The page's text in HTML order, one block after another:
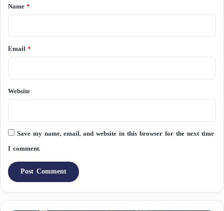
*Name *
Email *
Website
Save my name, email, and website in this browser for the next time
I comment.